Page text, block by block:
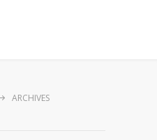
ARCHIVES